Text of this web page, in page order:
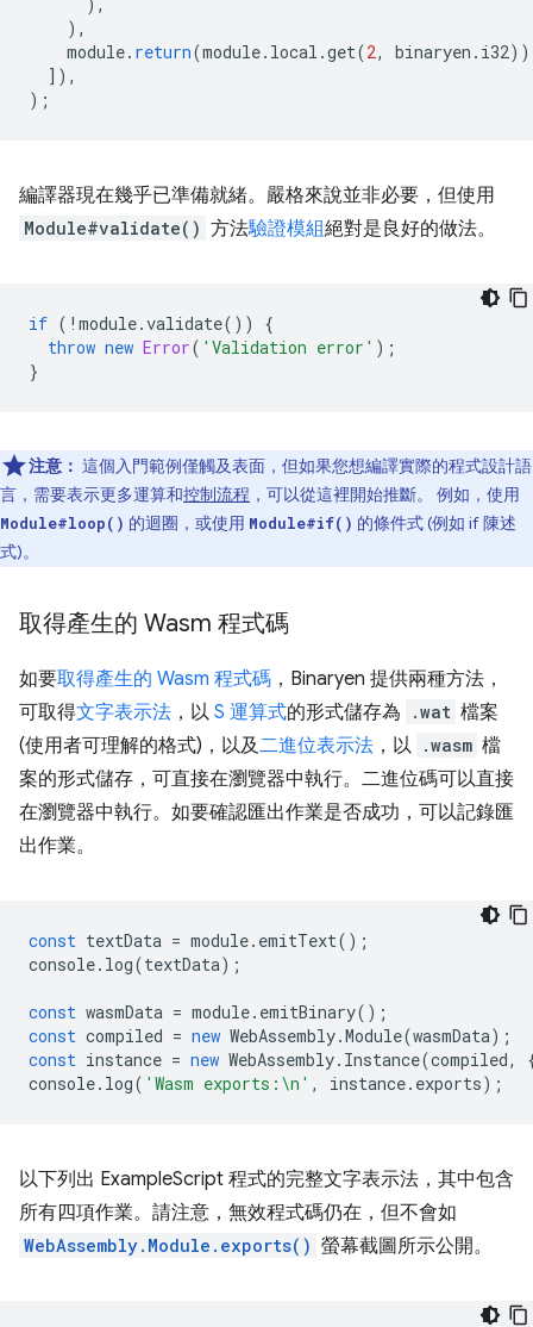
),
module. return(module. local .get(2, binaryen . i32
]),
);
編譯器現在幾乎已準備就緒。嚴格來說並非必要，但使用
Module#validate() 方法驗證模組絕對是良好的做法。
if ( ! module.validate())
{
throw new Error( 'Validation error' );
}
注意： 這個入門範例僅觸及表面，但如果您想編譯實際的程式設計語
言，需要表示更多運算和控制流程 ，可以從這裡開始推斷。 例如，使用
Module#loop() 的迴圈，或使用 Module#if() 的條件式 (例如 if 陳述
式)。
取得產生的 Wasm 程式碼
如要取得產生的 Wasm 程式碼 ，Binaryen 提供兩種方法，
可取得文字表示法 ，以 S 運算式的形式儲存為 .wat 檔案
(使用者可理解的格式)，以及二進位表示法 ，以 .wasm 檔
案的形式儲存，可直接在瀏覽器中執行。二進位碼可以直接
在瀏覽器中執行。如要確認匯出作業是否成功，可以記錄匯
出作業。
const textData = module. emitText();
console. log(textData);
const wasmData = module. emitBinary();
const compiled = new WebAssembly.Module(wasmData);
const instance = new WebAssembly. Instance(compiled,
console. log( 'Wasm exports:\n' , instance. exports);
以下列出 ExampleScript 程式的完整文字表示法，其中包含
所有四項作業。請注意，無效程式碼仍在，但不會如
WebAssembly.Module.exports() 螢幕截圖所示公開。